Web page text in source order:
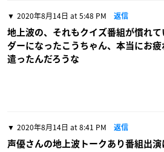
2020年8月14日 at 5:48 PM 返信
地上波の、それもクイズ番組が慣れ
ダーになったこうちゃん、本当にお
遣ったんだろうな
2020年8月14日 at 8:41 PM 返信
声優さんの地上波トークあり番組出